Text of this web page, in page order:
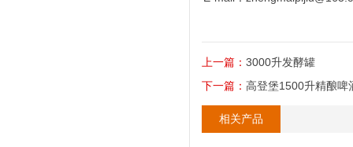
上一篇： 3000升发酵罐
下一篇： 高登堡1500升精酿啤
相关产品